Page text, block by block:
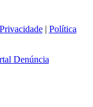
| Política
Denúncia